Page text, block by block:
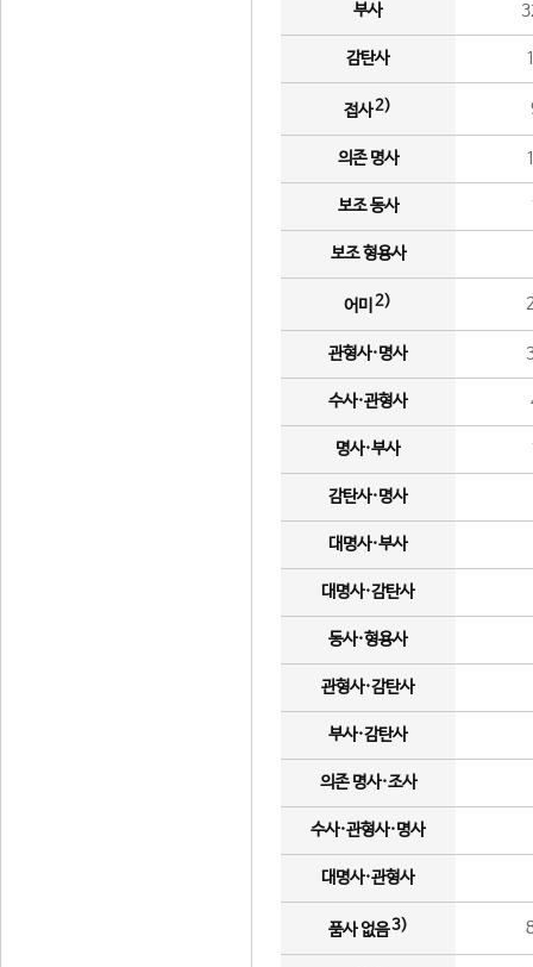
부사
감탄사
접사2)
의존 명사
보조 동사
보조 형용사
어미 2)
관형사·명사
수사·관형사
명사·부사
감탄사·명사
대명사·부사
대명사·감탄사
동사·형용사
관형사·감탄사
부사·감탄사
의존 명사·조사
수사·관형사·명사
대명사·관형사
품사 없음3)